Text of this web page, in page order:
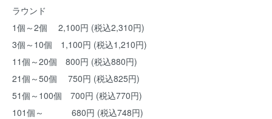
ラウンド
1個～2個 2,100円 (税込2,310円)
3個～10個 1,100円 (税込1,210円)
11個～20個 800円 (税込880円)
21個～50個 750円 (税込825円)
51個～100個 700円 (税込770円)
101個～ 680円 (税込748円)